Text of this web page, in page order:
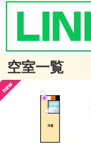
空室一覧